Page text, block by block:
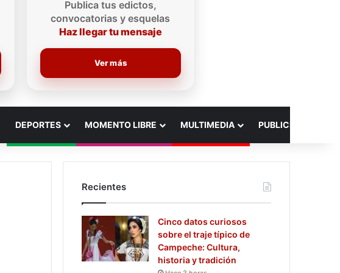
Publica tus edictos,
convocatorias y esquelas
Haz llegar tu mensaje
Ver más
DEPORTES MOMENTO LIBRE MULTIMEDIA PUBLICIDAD
Recientes
Cinco datos curiosos
sobre el traje típico de
Campeche: Cultura,
historia y tradición